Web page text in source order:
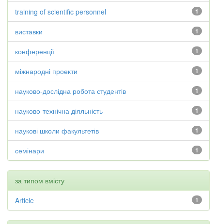
1
training of scientific personnel
1
виставки
1
конференції
1
міжнародні проекти
1
науково-дослідна робота студентів
1
науково-технічна діяльність
1
наукові школи факультетів
1
семінари
за типом вмісту
1
Article